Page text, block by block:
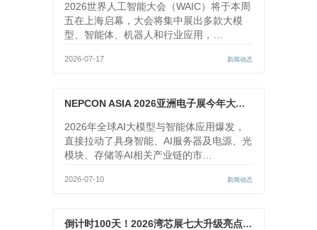
2026世界人工智能大会（WAIC）将于本周
五在上海启幕，大会将集中展出多款大模
型、智能体、机器人和行业应用，…
2026-07-17 新闻动态
NEPCON ASIA 2026亚洲电子展今年大不同！无限澎湃动能尽在10月鹏城
2026年全球AI大模型与智能体应用爆发，
直接拉动了具身智能、AI服务器及电源、光
模块、存储等AI相关产业链的市…
2026-07-10 新闻动态
倒计时100天！2026湾芯展七大升级亮点正式发布